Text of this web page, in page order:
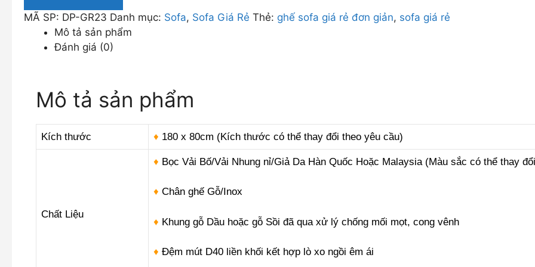
Thiết
GR23
lượng
MÃ SP: DP-GR23 Danh mục: Sofa, Sofa Giá Rẻ Thẻ: ghế sofa giá rẻ đơn giản, sofa giá rẻ
Mô tả sản phẩm
Đánh giá (0)
Mô tả sản phẩm
Kích thước ♦ 180 x 80cm (Kích thước có thể thay đổi theo yêu cầu)
Chất Liệu
♦ Bọc Vải Bố/Vải Nhung nỉ/Giả Da Hàn Quốc Hoặc Malaysia (Màu sắc có thể thay
♦ Chân ghế Gỗ/Inox
♦ Khung gỗ Dầu hoặc gỗ Sồi đã qua xử lý chống mối mọt, cong vênh
♦ Đệm mút D40 liền khối kết hợp lò xo ngồi êm ái